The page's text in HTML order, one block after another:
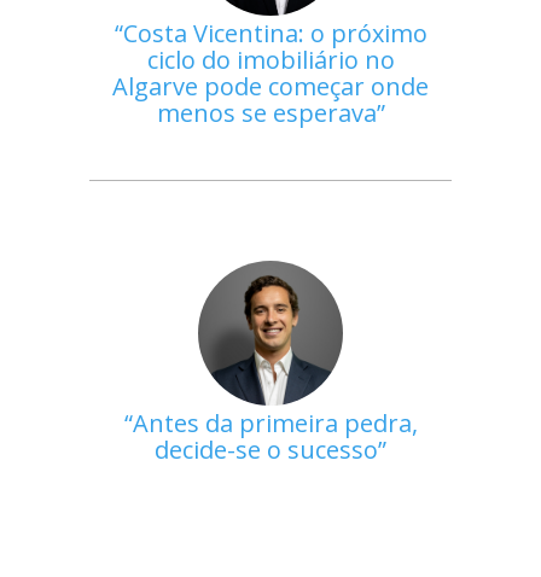
Costa Vicentina: o próximo
ciclo do imobiliário no
Algarve pode começar onde
menos se esperava
Antes da primeira pedra,
decide-se o sucesso